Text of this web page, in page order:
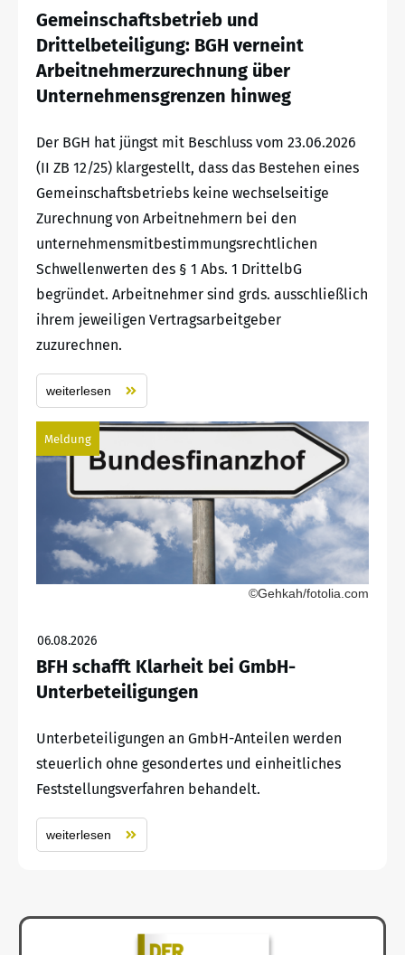
Gemeinschaftsbetrieb und
Drittelbeteiligung: BGH verneint
Arbeitnehmerzurechnung über
Unternehmensgrenzen hinweg
Der BGH hat jüngst mit Beschluss vom 23.06.2026
(II ZB 12/25) klargestellt, dass das Bestehen eines
Gemeinschaftsbetriebs keine wechselseitige
Zurechnung von Arbeitnehmern bei den
unternehmensmitbestimmungsrechtlichen
Schwellenwerten des § 1 Abs. 1 DrittelbG
begründet. Arbeitnehmer sind grds. ausschließlich
ihrem jeweiligen Vertragsarbeitgeber
zuzurechnen.
weiterlesen
Meldung
©Gehkah/fotolia.com
06.08.2026
BFH schafft Klarheit bei GmbH-
Unterbeteiligungen
Unterbeteiligungen an GmbH-Anteilen werden
steuerlich ohne gesondertes und einheitliches
Feststellungsverfahren behandelt.
weiterlesen